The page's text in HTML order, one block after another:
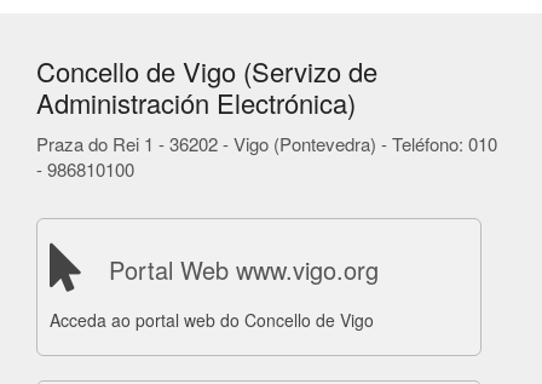
Concello de Vigo (Servizo de
Administración Electrónica)
Praza do Rei 1 - 36202 - Vigo (Pontevedra) - Teléfono: 010
- 986810100
Portal Web www.vigo.org
Acceda ao portal web do Concello de Vigo